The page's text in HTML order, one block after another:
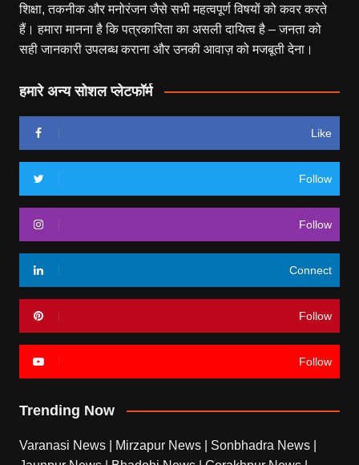
शिक्षा, तकनीक और मनोरंजन जैसे सभी महत्वपूर्ण विषयों को कवर करते
हैं। हमारा मानना है कि पत्रकारिता का असली दायित्व है – जनता को
सही जानकारी उपलब्ध कराना और उनकी आवाज़ को मजबूती देना।
हमारे अन्य सोशल प्लेटफॉर्म
Like
Follow
Follow
Connect
Follow
Follow
Trending Now
Varanasi News Mirzapur News Sonbhadra News